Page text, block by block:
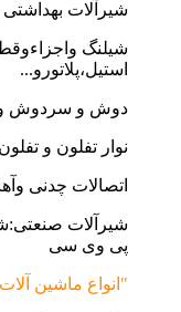
شیرآلات
شیلنگ
استیل،پلاتورو...
دوش و سردوش و
نوار تفلون و
اتصالات چدنی
شیرآلات
پی وی سی
"انواع ماشین